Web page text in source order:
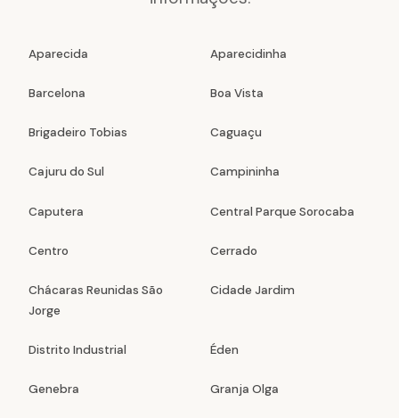
Aparecida Aparecidinha
Barcelona Boa Vista
Brigadeiro Tobias Caguaçu
Cajuru do Sul Campininha
Caputera Central Parque Sorocaba
Centro Cerrado
Chácaras Reunidas São
Jorge
Cidade Jardim
Distrito Industrial Éden
Genebra Granja Olga